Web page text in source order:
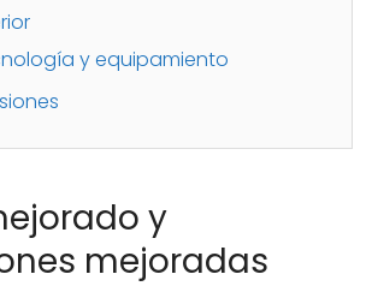
y equipamiento
y
mejoradas